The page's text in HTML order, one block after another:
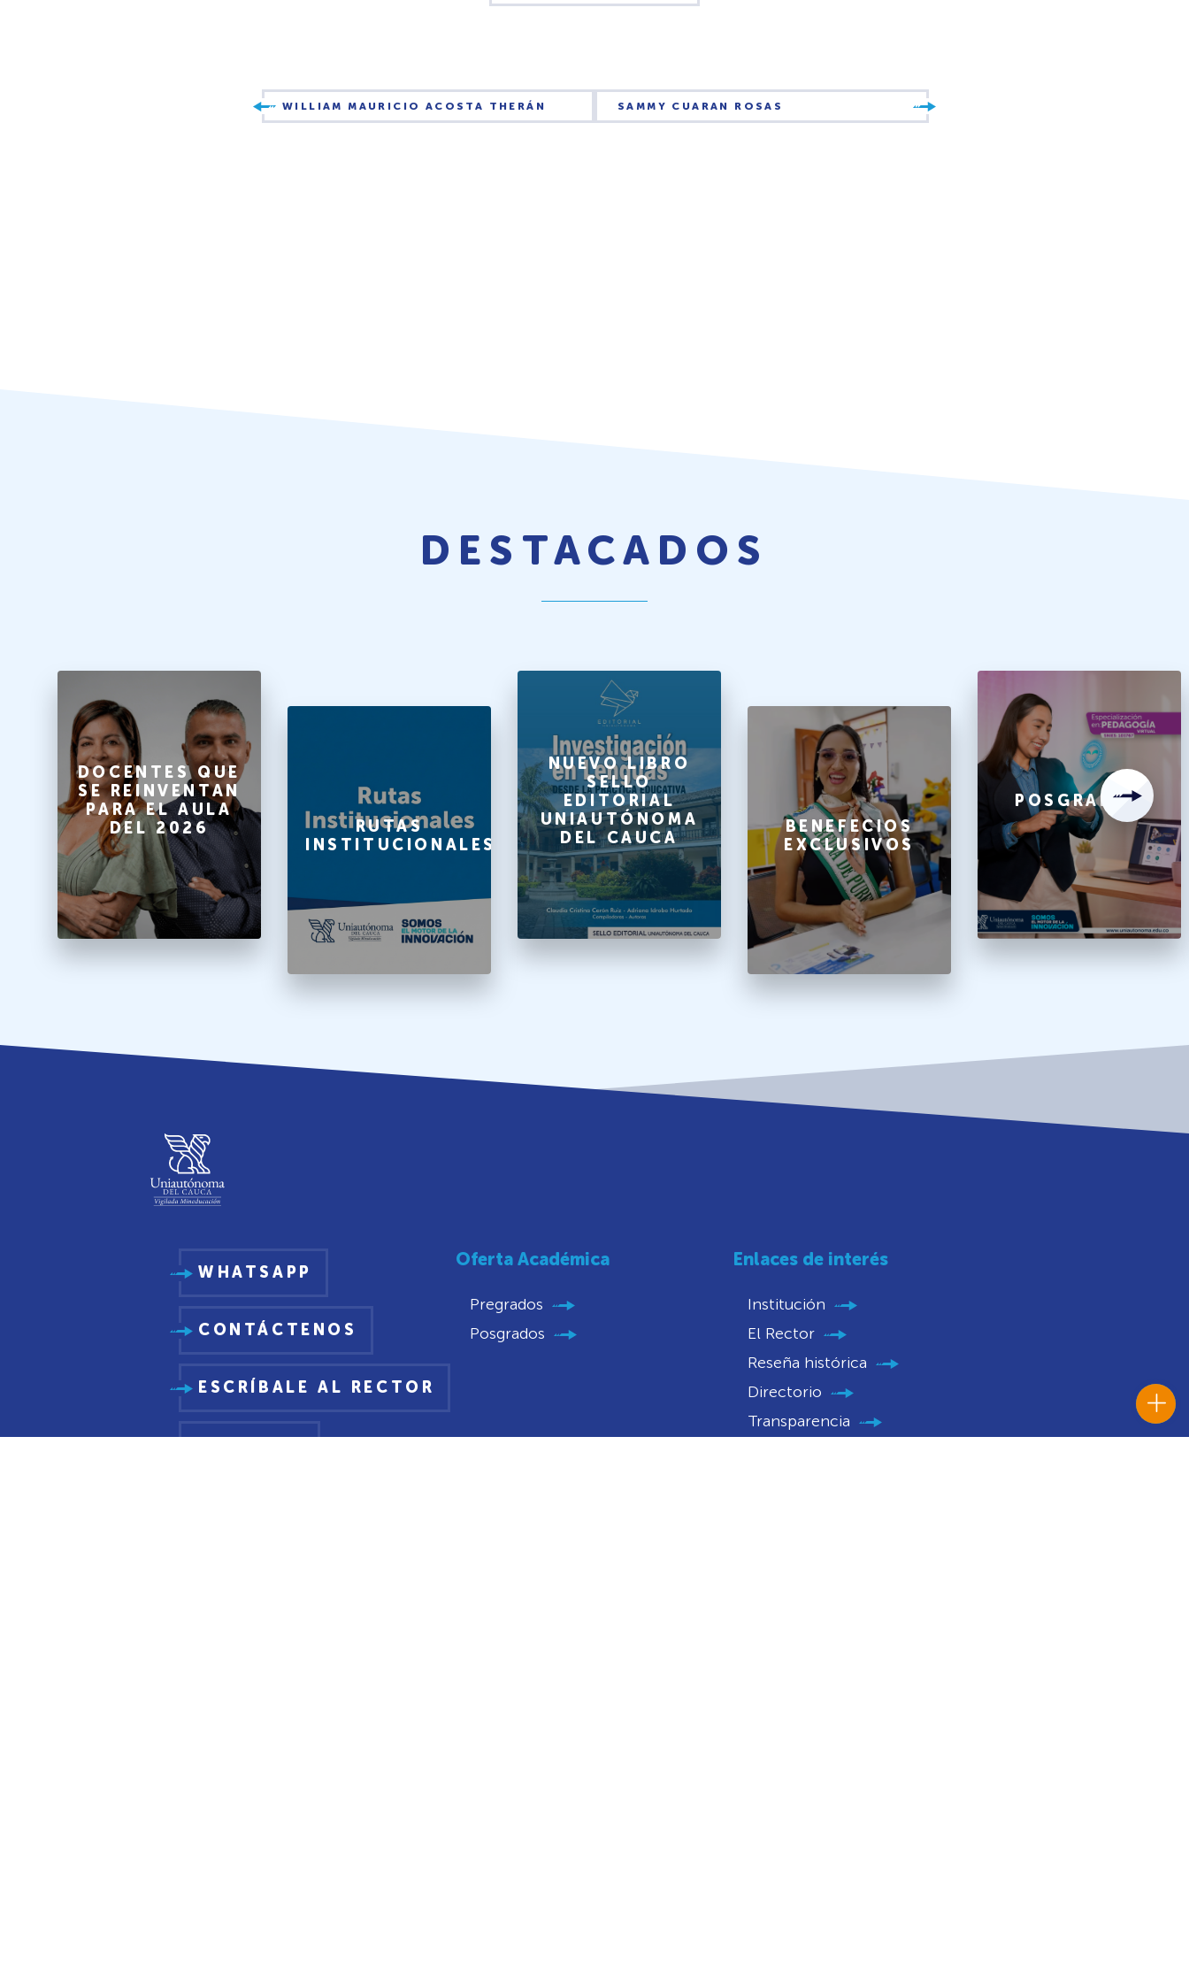
WILLIAM MAURICIO ACOSTA THERÁN SAMMY CUARAN ROSAS
DESTACADOS
DOCENTES QUE
SE REINVENTAN
PARA EL AULA
DEL 2026
RUTAS
INSTITUCIONALES
NUEVO LIBRO
SELLO
EDITORIAL
UNIAUTÓNOMA
DEL CAUCA
BENEFECIOS
EXCLUSIVOS
POSGRADOS
WHATSAPP
CONTÁCTENOS
ESCRÍBALE AL RECTOR
Oferta Académica
Pregrados
Posgrados
Enlaces de interés
Institución
El Rector
Reseña histórica
Directorio
Transparencia